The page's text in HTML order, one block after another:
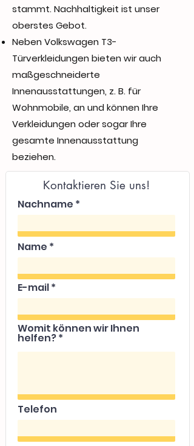
stammt. Nachhaltigkeit ist unser
oberstes Gebot.
Neben Volkswagen T3-
Türverkleidungen bieten wir auch
maßgeschneiderte
Innenausstattungen, z. B. für
Wohnmobile, an und können Ihre
Verkleidungen oder sogar Ihre
gesamte Innenausstattung
beziehen.
Kontaktieren Sie uns!
Nachname
Name
E-mail
Womit können wir Ihnen
helfen?
Telefon